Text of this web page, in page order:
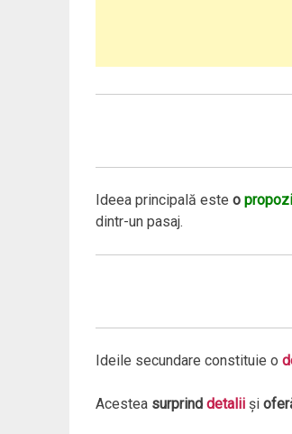
Ideea principală este o
dintr-un pasaj.
Ideile secundare constituie o
Acestea surprind detaliişi